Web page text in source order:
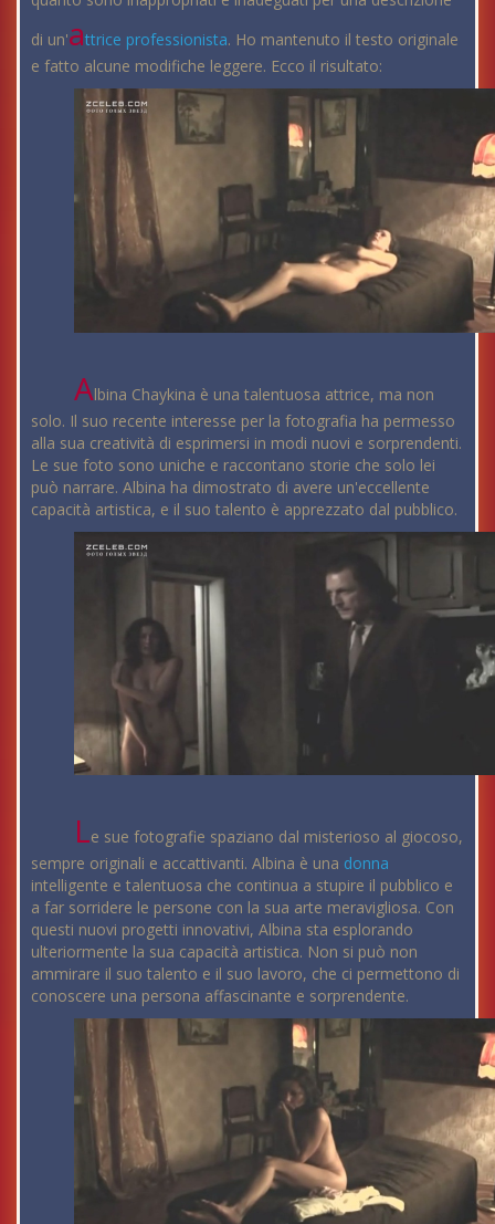
di un'attrice professionista. Ho mantenuto il testo originale
e fatto alcune modifiche leggere. Ecco il risultato:
Albina Chaykina è una talentuosa attrice, ma non
solo. Il suo recente interesse per la fotografia ha permesso
alla sua creatività di esprimersi in modi nuovi e sorprendenti.
Le sue foto sono uniche e raccontano storie che solo lei
può narrare. Albina ha dimostrato di avere un'eccellente
capacità artistica, e il suo talento è apprezzato dal pubblico.
Le sue fotografie spaziano dal misterioso al giocoso,
sempre originali e accattivanti. Albina è una donna
intelligente e talentuosa che continua a stupire il pubblico e
a far sorridere le persone con la sua arte meravigliosa. Con
questi nuovi progetti innovativi, Albina sta esplorando
ulteriormente la sua capacità artistica. Non si può non
ammirare il suo talento e il suo lavoro, che ci permettono di
conoscere una persona affascinante e sorprendente.